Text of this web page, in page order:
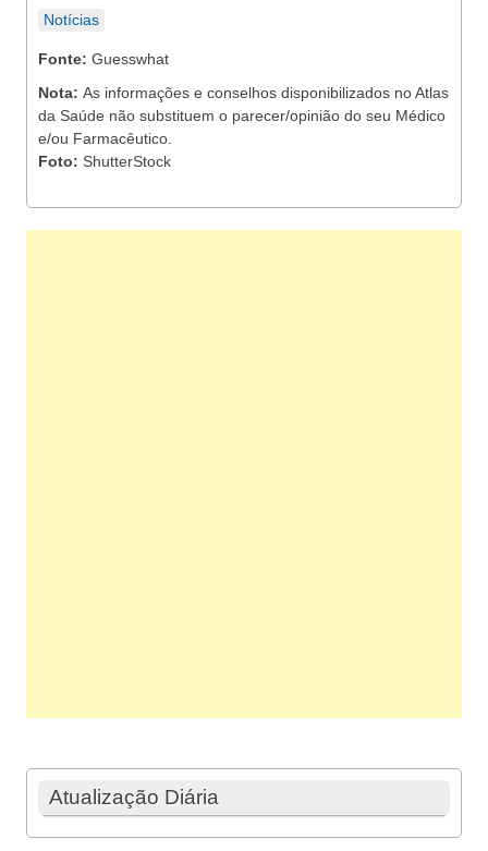
Notícias
Fonte: Guesswhat
Nota: As informações e conselhos disponibilizados no Atlas
da Saúde não substituem o parecer/opinião do seu Médico
e/ou Farmacêutico.
Foto: ShutterStock
Atualização Diária